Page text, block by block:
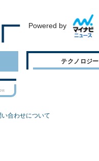
Powered by
テクノロジー
合わせについて